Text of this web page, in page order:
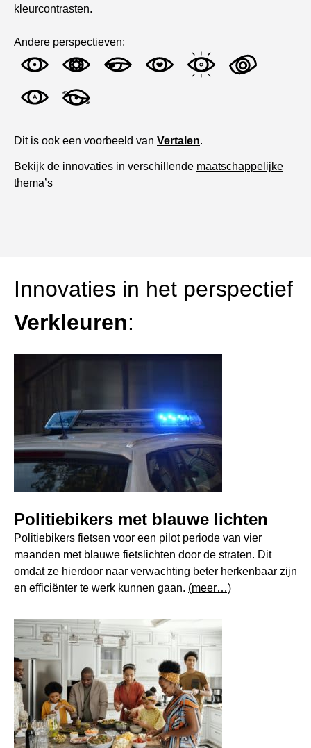
kleurcontrasten.
Andere perspectieven:
Dit is ook een voorbeeld van Vertalen.
Bekijk de innovaties in verschillende maatschappelijke
thema’s
Innovaties in het perspectief
Verkleuren:
Politiebikers met blauwe lichten
Politiebikers fietsen voor een pilot periode van vier
maanden met blauwe fietslichten door de straten. Dit
omdat ze hierdoor naar verwachting beter herkenbaar zijn
en efficiënter te werk kunnen gaan. (meer…)